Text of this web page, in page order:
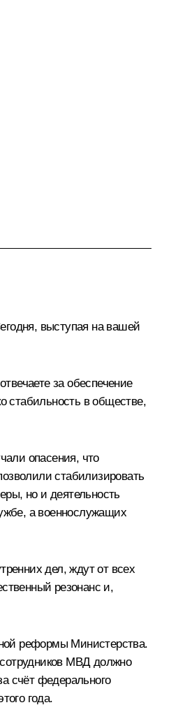
выступая на вашей
за обеспечение
стабильность в обществе,
опасения, что
стабилизировать
но и деятельность
а военнослужащих
дел, ждут от всех
резонанс и,
реформы Министерства.
МВД должно
счёт федерального
года.